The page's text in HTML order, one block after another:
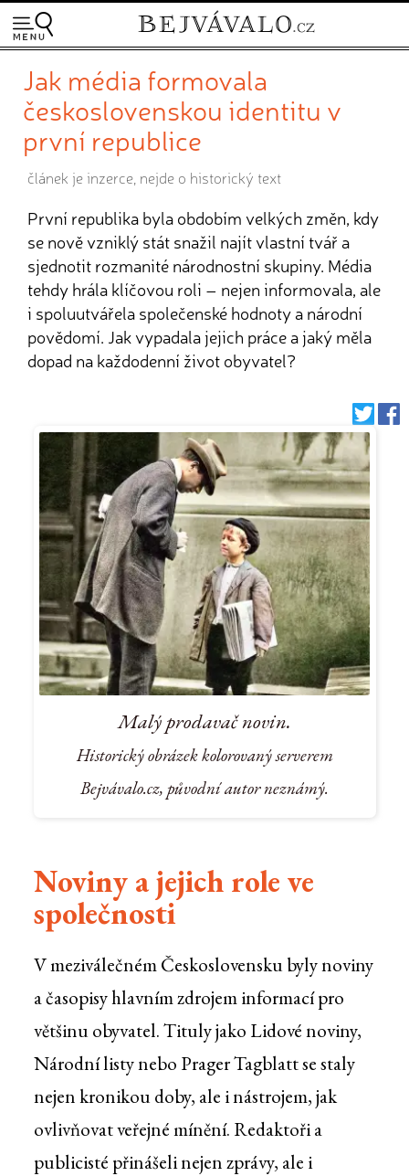
Jak média formovala
československou identitu v
první republice
článek je inzerce, nejde o historický text
První republika byla obdobím velkých změn, kdy
se nově vzniklý stát snažil najít vlastní tvář a
sjednotit rozmanité národnostní skupiny. Média
tehdy hrála klíčovou roli – nejen informovala, ale
i spoluutvářela společenské hodnoty a národní
povědomí. Jak vypadala jejich práce a jaký měla
dopad na každodenní život obyvatel?
Malý prodavač novin.
Historický obrázek kolorovaný serverem
Bejvávalo.cz, původní autor neznámý.
Noviny a jejich role ve
společnosti
V meziválečném Československu byly noviny
a časopisy hlavním zdrojem informací pro
většinu obyvatel. Tituly jako Lidové noviny,
Národní listy nebo Prager Tagblatt se staly
nejen kronikou doby, ale i nástrojem, jak
ovlivňovat veřejné mínění. Redaktoři a
publicisté přinášeli nejen zprávy, ale i